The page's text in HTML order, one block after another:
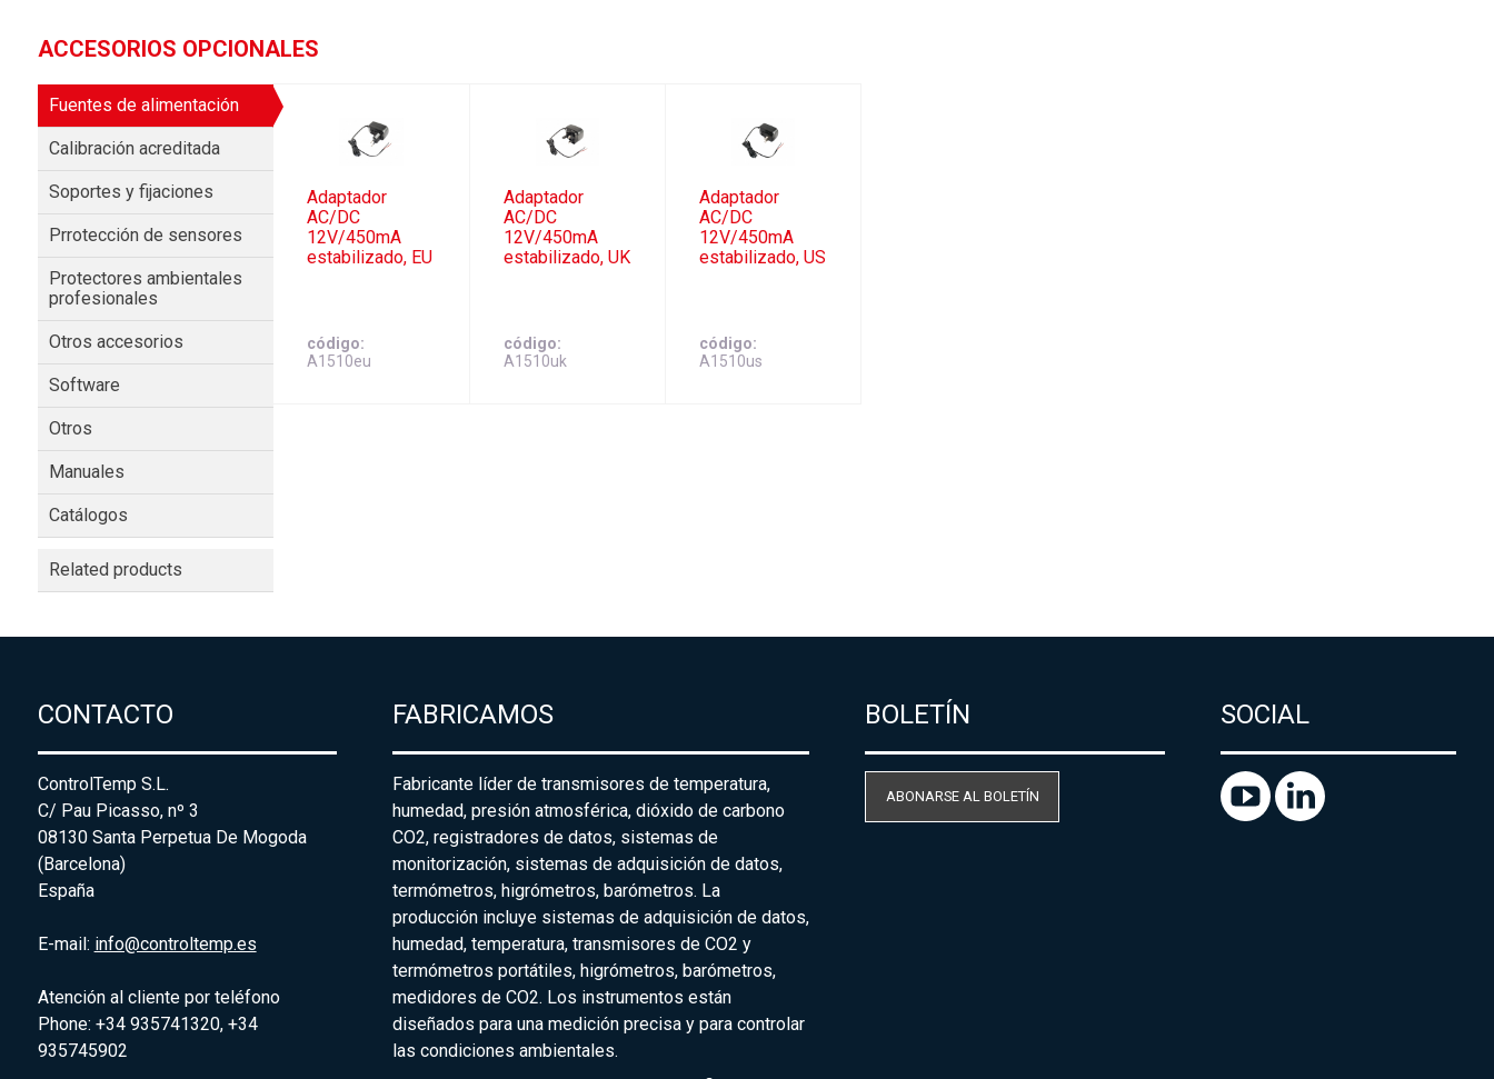
ACCESORIOS OPCIONALES
Fuentes de alimentación
Calibración acreditada
Soportes y fijaciones
Prrotección de sensores
Protectores ambientales
profesionales
Otros accesorios
Software
Otros
Manuales
Catálogos
Related products
Adaptador
AC/DC
12V/450mA
estabilizado, EU
código
A1510eu
Adaptador
AC/DC
12V/450mA
estabilizado, UK
código
A1510uk
Adaptador
AC/DC
12V/450mA
estabilizado, US
código
A1510us
CONTACTO
ControlTemp S.L.
C/ Pau Picasso, nº 3
08130 Santa Perpetua De Mogoda
(Barcelona)
España
E-mail: info@controltemp.es
Atención al cliente por teléfono
Phone: +34 935741320, +34
935745902
FABRICAMOS
Fabricante líder de transmisores de temperatura,
humedad, presión atmosférica, dióxido de carbono
CO2, registradores de datos, sistemas de
monitorización, sistemas de adquisición de datos,
termómetros, higrómetros, barómetros. La
producción incluye sistemas de adquisición de datos,
humedad, temperatura, transmisores de CO2 y
termómetros portátiles, higrómetros, barómetros,
medidores de CO2. Los instrumentos están
diseñados para una medición precisa y para controlar
las condiciones ambientales.
BOLETÍN
ABONARSE AL BOLETÍN
SOCIAL